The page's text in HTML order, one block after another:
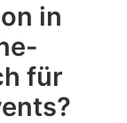
in
für